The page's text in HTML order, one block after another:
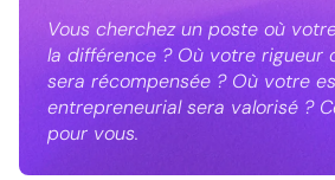
Vous cherchez un poste où
la différence ? Où votre rigueur
sera récompensée ? Où votre
entrepreneurial sera valorisé ?
pour vous.